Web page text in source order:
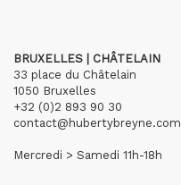
BRUXELLES | CHÂTELAIN
33 place du Châtelain
1050 Bruxelles
+32 (0)2 893 90 30
contact@hubertybreyne.com
Mercredi > Samedi 11h-18h